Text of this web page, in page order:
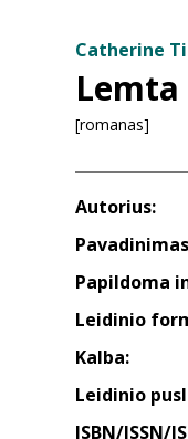
Catherine
[romanas]
Autorius:
Papildoma
Leidinio
Kalba:
Leidinio
ISBN/ISSN/